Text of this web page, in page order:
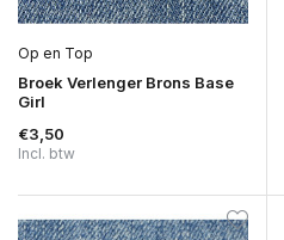
Op en Top
Broek Verlenger Brons Base
Girl
€3,50
Incl. btw